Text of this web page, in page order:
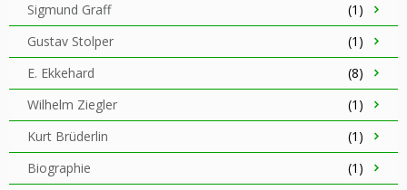
Sigmund Graff
(1)
Gustav Stolper
(1)
E. Ekkehard
(8)
Wilhelm Ziegler
(1)
Kurt Brüderlin
(1)
Biographie
(1)